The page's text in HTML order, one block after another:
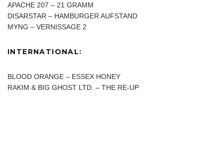
APACHE 207 – 21 GRAMM
DISARSTAR – HAMBURGER AUFSTAND
MYNG – VERNISSAGE 2
INTERNATIONAL:
BLOOD ORANGE – ESSEX HONEY
RAKIM & BIG GHOST LTD. – THE RE-UP